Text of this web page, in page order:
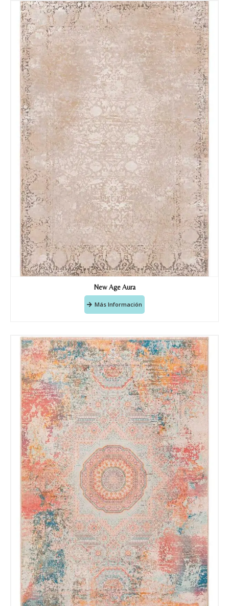
New Age Aura
Más Información
Nombre y apellido*
Teléfono
Correo electronico *
Nombre y Referencia del producto*
Acuerdo RGPD*
Doy mi consentimiento para que
esta web almacene la
información que envío para que
puedan responder a mi petición.
Recibir mi oferta